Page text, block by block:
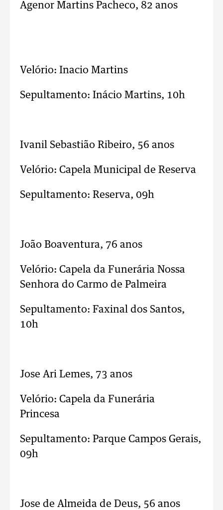
Agenor Martins Pacheco, 82 anos
Velório: Inacio Martins
Sepultamento: Inácio Martins, 10h
Ivanil Sebastião Ribeiro, 56 anos
Velório: Capela Municipal de Reserva
Sepultamento: Reserva, 09h
João Boaventura, 76 anos
Velório: Capela da Funerária Nossa
Senhora do Carmo de Palmeira
Sepultamento: Faxinal dos Santos,
10h
Jose Ari Lemes, 73 anos
Velório: Capela da Funerária
Princesa
Sepultamento: Parque Campos Gerais,
09h
Jose de Almeida de Deus, 56 anos